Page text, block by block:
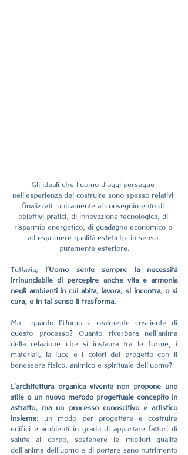
Gli ideali che l’uomo d’oggi persegue
nell'esperienza del costruire sono spesso relativi
finalizzati  unicamente al conseguimento di
obiettivi pratici, di innovazione tecnologica, di
risparmio energetico, di guadagno economico o
ad esprimere qualità estetiche in senso
puramente esteriore.
Tuttavia, l’Uomo sente sempre la necessità
irrinunciabile di percepire anche vita e armonia
negli ambienti in cui abita, lavora, si incontra, o si
cura, e in tal senso li trasforma.
Ma  quanto l'Uomo è realmente cosciente di
questo processo? Quanto riverbera nell'anima
della relazione che si instaura tra le forme, i
materiali, la luce e i colori del progetto con il
benessere fisico, animico e spirituale dell'uomo?
L'architettura organica vivente non propone uno
stile o un nuovo metodo progettuale concepito in
astratto, ma un processo conoscitivo e artistico
insieme: un modo per progettare e costruire
edifici e ambienti in grado di apportare fattori di
salute al corpo, sostenere le migliori qualità
dell'anima dell’uomo e di portare sano nutrimento